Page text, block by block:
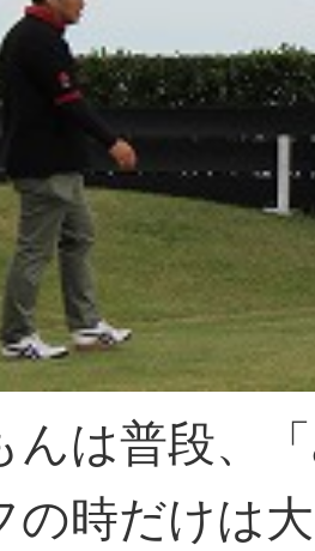
んは普段、
の時だけは